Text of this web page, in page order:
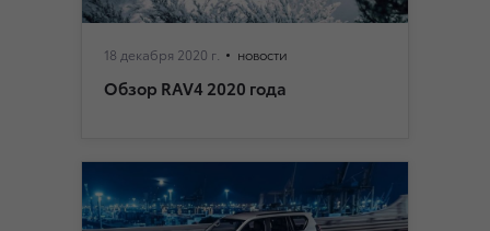
18 декабря 2020 г. новости
Обзор RAV4 2020 года